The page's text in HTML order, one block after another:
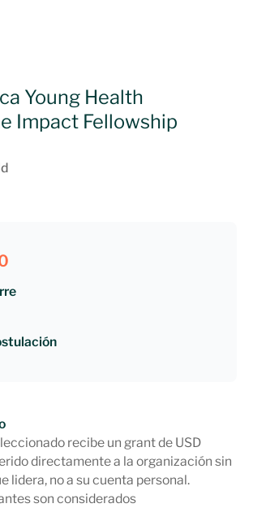
Young Health
Impact Fellowship
recibe un grant de USD
directamente a la organización sin
lidera, no a su cuenta personal.
son considerados